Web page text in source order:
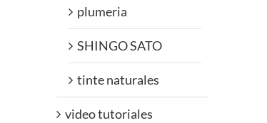
plumeria
SHINGO SATO
tinte naturales
video tutoriales